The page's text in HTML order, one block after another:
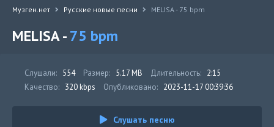
Музген.нет Русские новые песни MELISA - 75 bpm
MELISA -75 bpm
Слушали: 554 Размер: 5.17 MB Длительность: 2:15
Качество: 320 kbps Опубликовано: 2023-11-17 00:39:36
Слушать песню